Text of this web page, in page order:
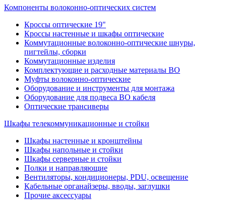
Компоненты волоконно-оптических систем
Кроссы оптические 19"
Кроссы настенные и шкафы оптические
Коммутационные волоконно-оптические шнуры,
пигтейлы, сборки
Коммутационные изделия
Комплектующие и расходные материалы ВО
Муфты волоконно-оптические
Оборудование и инструменты для монтажа
Оборудование для подвеса ВО кабеля
Оптические трансиверы
Шкафы телекоммуникационные и стойки
Шкафы настенные и кронштейны
Шкафы напольные и стойки
Шкафы серверные и стойки
Полки и направляющие
Вентиляторы, кондиционеры, PDU, освещение
Кабельные органайзеры, вводы, заглушки
Прочие аксеcсуары